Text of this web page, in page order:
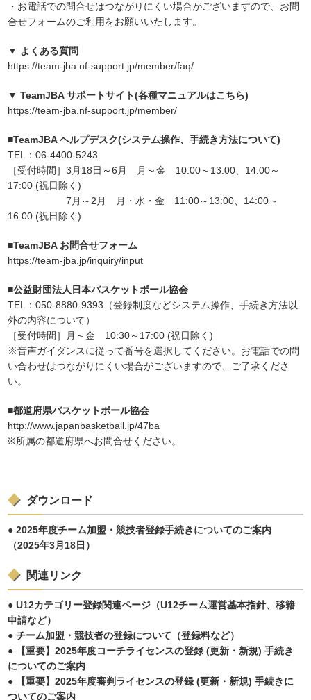
・お電話での問合せはつながりにくい場合がございますので、お問
合せフォームのご利用をお願いいたします。
▼ よくある質問
https://team-jba.nf-support.jp/member/faq/
▼ TeamJBA サポートサイト(各種マニュアルはこちら)
https://team-jba.nf-support.jp/member/
■TeamJBA ヘルプデスク(システム操作、手続き方法について)
TEL：06-4400-5243
［受付時間］3月18日～6月 月～金 10:00～13:00、14:00～
17:00 (祝日除く)
7月～2月 月・水・金 11:00～13:00、14:00～
16:00 (祝日除く)
■TeamJBA お問合せフォーム
https://team-jba.jp/inquiry/input
■公益財団法人日本バスケットボール協会
TEL：050-8880-9393（登録制度などシステム操作、手続き方法以
外の内容について）
［受付時間］月～金 10:30～17:00 (祝日除く)
※音声ガイダンスに従って番号を選択してください。お電話での問
い合わせはつながりにくい場合がございますので、ご了承くださ
い。
■都道府県バスケットボール協会
http://www.japanbasketball.jp/47ba
※所属の都道府県へお問合せください。
ダウンロード
● 2025年度チーム加盟・競技者登録手続きについてのご案内
（2025年3月18日）
関連リンク
● U12カテゴリー登録関連ページ（U12チーム運営基本指針、移籍
申請など）
● チーム加盟・競技者の登録について（登録料など）
● 【重要】2025年度コーチライセンスの登録 (更新・新規) 手続き
についてのご案内
● 【重要】2025年度審判ライセンスの登録 (更新・新規) 手続きに
ついてのご案内